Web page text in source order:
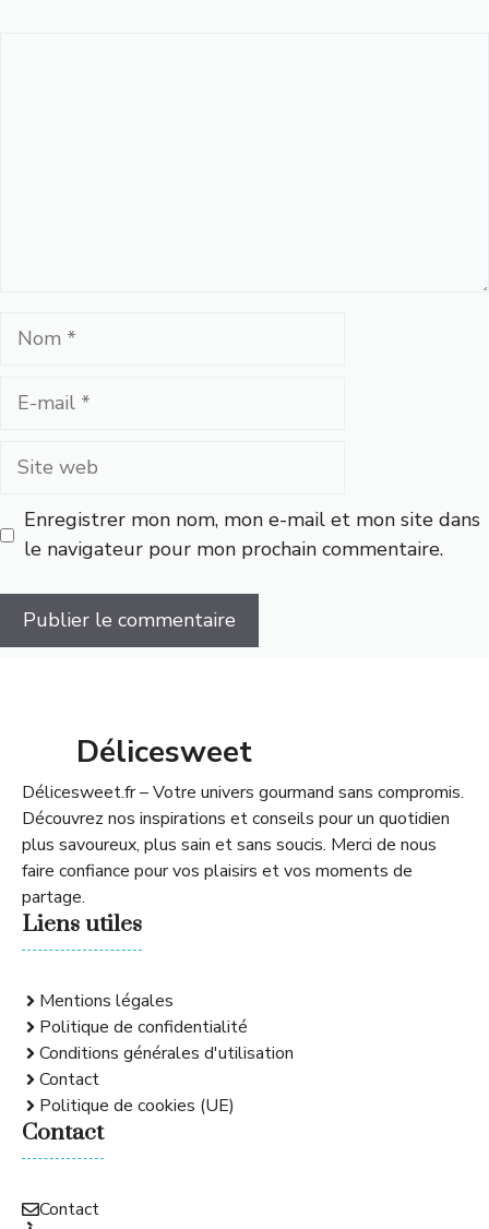
Nom
Site
Enregistrer mon nom, mon e-mail et mon site dans
le navigateur pour mon prochain commentaire.
Délicesweet
Délicesweet.fr – Votre univers gourmand sans compromis.
Découvrez nos inspirations et conseils pour un quotidien
plus savoureux, plus sain et sans soucis. Merci de nous
faire confiance pour vos plaisirs et vos moments de
partage.
Liens utiles
Mentions légales
Politique de confidentialité
Conditions générales d'utilisation
Contact
Politique de cookies (UE)
Contact
Contact